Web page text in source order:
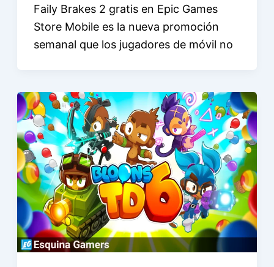
Faily Brakes 2 gratis en Epic Games
Store Mobile es la nueva promoción
semanal que los jugadores de móvil no